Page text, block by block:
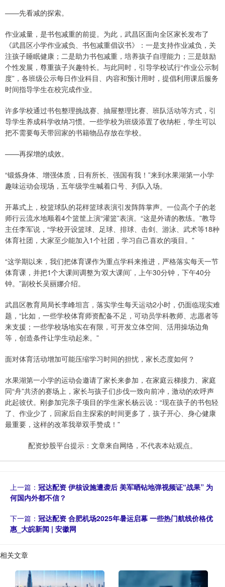
——先看减的探索。
作业减量，是书包减重的前提。为此，武昌区面向全区家长发布了
《武昌区小学作业减负、书包减重倡议书》：一是支持作业减负，关
注孩子睡眠健康；二是助力书包减重，培养孩子自理能力；三是鼓励
个性发展，尊重孩子兴趣特长。与此同时，引导学校试行“作业公示制
度”，各班级公示每日作业科目、内容和预计用时，提倡利用课后服务
时间指导学生在校完成作业。
许多学校通过书包整理挑战赛、抽屉整理比赛、班队活动等方式，引
导学生养成科学收纳习惯。一些学校为班级添置了收纳柜，学生可以
把不需要每天带回家的书籍物品存放在学校。
——再探增的成效。
“锻炼身体、增强体质，日有所长、强国有我！”来到水果湖第一小学
趣味运动会现场，五年级学生喊着口号、列队入场。
开幕式上，校篮球队的花样篮球表演引发阵阵掌声。一位高个子的老
师行云流水地顺着4个篮筐上演“灌篮”表演。“这是外请的教练。”教导
主任李军说，“学校开设篮球、足球、排球、击剑、游泳、武术等18种
体育社团，大家至少能加入1个社团，学习自己喜欢的项目。”
“这学期以来，我们把体育课作为重点学科来推进，严格落实每天一节
体育课，并把1个大课间调整为‘双大课间’，上午30分钟，下午40分
钟。”副校长吴丽娜介绍。
武昌区教育局局长李峰坦言，落实学生每天运动2小时，仍面临现实难
题，“比如，一些学校体育师资配备不足，可动员学科教师、志愿者等
来支援；一些学校场地实在有限，可开发立体空间、活用操场边角
等，创造条件让学生动起来。”
面对体育活动增加可能压缩学习时间的担忧，家长态度如何？
水果湖第一小学的运动会邀请了家长来参加，在家庭云梯接力、家庭
同“舟”共济的赛场上，家长与孩子们步伐一致向前冲，激动的欢呼声
此起彼伏。刚参加完亲子项目的学生家长杨云说：“现在孩子的书包轻
了、作业少了，回家后自主探索的时间更多了，孩子开心、身心健康
最重要，这样的改革我举双手赞成！”
配资炒股平台提示：文章来自网络，不代表本站观点。
上一篇： 冠达配资 伊核设施遭袭后 美军晒钻地弹视频证“战果” 为
何国内外都不信？
下一篇： 冠达配资 合肥机场2025年暑运启幕 一些热门航线价格优
惠_大皖新闻 | 安徽网
相关文章